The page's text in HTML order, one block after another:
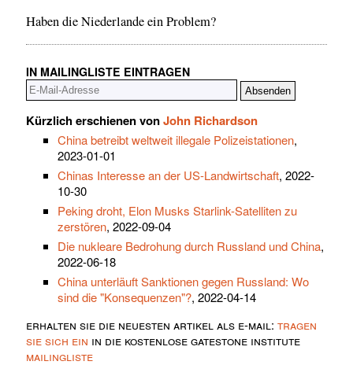
Haben die Niederlande ein Problem?
IN MAILINGLISTE EINTRAGEN
Kürzlich erschienen vonJohn Richardson
China betreibt weltweit illegale Polizeistationen,
2023-01-01
Chinas Interesse an der US-Landwirtschaft, 2022-
10-30
Peking droht, Elon Musks Starlink-Satelliten zu
zerstören, 2022-09-04
Die nukleare Bedrohung durch Russland und China,
2022-06-18
China unterläuft Sanktionen gegen Russland: Wo
sind die "Konsequenzen"?, 2022-04-14
erhalten sie die neuesten artikel als e-mail: tragen
sie sich ein in die kostenlose gatestone institute
mailingliste